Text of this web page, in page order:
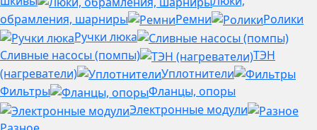
обрамления, шарниры
Ремни
Ролики
Ручки люка
Сливные насосы (помпы)
ТЭН
(нагреватели)
Уплотнители
Фильтры
Фланцы, опоры
Электронные модули